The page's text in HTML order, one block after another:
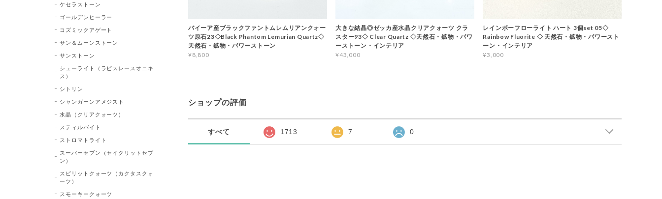
バイーア産ブラックファントムレムリアンクォー
ツ原石23◇Black Phantom Lemurian Quartz◇
天然石・鉱物・パワーストーン
¥8,800
大きな結晶◎ゼッカ産水晶クリアクォーツ クラ
スター93◇ Clear Quartz ◇天然石・鉱物・パワ
ーストーン・インテリア
¥43,000
レインボーフローライト ハート 3個set 05◇
Rainbow Fluorite ◇ 天然石・鉱物・パワースト
ーン・インテリア
¥3,000
ショップの評価
すべて 1713 7 0
ケセラストーン
ゴールデンヒーラー
コズミックアゲート
サン＆ムーンストーン
サンストーン
シェーライト（ラピスレースオニキ
ス）
シトリン
シャンガーンアメジスト
水晶（クリアクォーツ）
スティルバイト
ストロマトライト
スーパーセブン（セイクリットセブ
ン）
スピリットクォーツ（カクタスクォ
ーツ）
スモーキークォーツ